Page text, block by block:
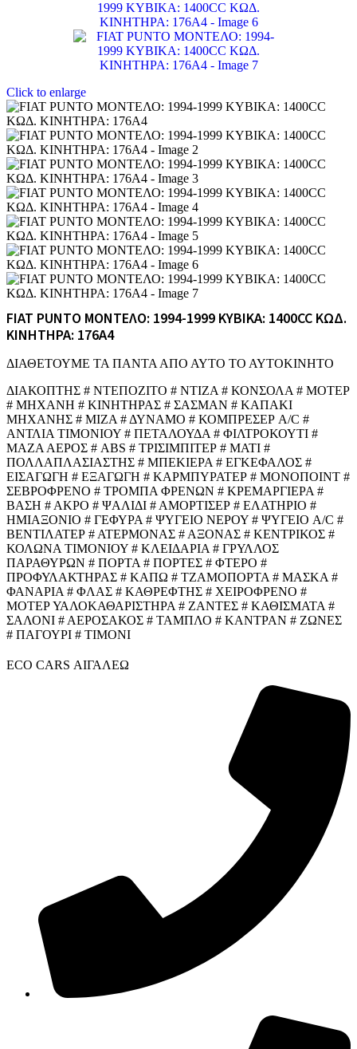
Click to enlarge
FIAT PUNTO ΜΟΝΤΕΛΟ: 1994-1999 ΚΥΒΙΚΑ: 1400CC ΚΩΔ.
ΚΙΝΗΤΗΡΑ: 176A4
ΔΙΑΘΕΤΟΥΜΕ ΤΑ ΠΑΝΤΑ ΑΠΟ ΑΥΤΟ ΤΟ ΑΥΤΟΚΙΝΗΤΟ
ΔΙΑΚΟΠΤΗΣ # ΝΤΕΠΟΖΙΤΟ # ΝΤΙΖΑ # ΚΟΝΣΟΛΑ # ΜΟΤΕΡ
# ΜΗΧΑΝΗ # ΚΙΝΗΤΗΡΑΣ # ΣΑΣΜΑΝ # ΚΑΠΑΚΙ
ΜΗΧΑΝΗΣ # ΜΙΖΑ # ΔΥΝΑΜΟ # ΚΟΜΠΡΕΣΕΡ A/C #
ΑΝΤΛΙΑ ΤΙΜΟΝΙΟΥ # ΠΕΤΑΛΟΥΔΑ # ΦΙΛΤΡΟΚΟΥΤΙ #
ΜΑΖΑ ΑΕΡΟΣ # ABS # ΤΡΙΣΙΜΠΙΤΕΡ # ΜΑΤΙ #
ΠΟΛΛΑΠΛΑΣΙΑΣΤΗΣ # ΜΠΕΚΙΕΡΑ # ΕΓΚΕΦΑΛΟΣ #
ΕΙΣΑΓΩΓΗ # ΕΞΑΓΩΓΗ # ΚΑΡΜΠΥΡΑΤΕΡ # ΜΟΝΟΠΟΙΝΤ #
ΣΕΒΡΟΦΡΕΝΟ # ΤΡΟΜΠΑ ΦΡΕΝΩΝ # ΚΡΕΜΑΡΓΙΕΡΑ #
ΒΑΣΗ # ΑΚΡΟ # ΨΑΛΙΔΙ # ΑΜΟΡΤΙΣΕΡ # ΕΛΑΤΗΡΙΟ #
ΗΜΙΑΞΟΝΙΟ # ΓΕΦΥΡΑ # ΨΥΓΕΙΟ ΝΕΡΟΥ # ΨΥΓΕΙΟ A/C #
ΒΕΝΤΙΛΑΤΕΡ # ΑΤΕΡΜΟΝΑΣ # ΑΞΟΝΑΣ # ΚΕΝΤΡΙΚΟΣ #
ΚΟΛΩΝΑ ΤΙΜΟΝΙΟΥ # ΚΛΕΙΔΑΡΙΑ # ΓΡΥΛΛΟΣ
ΠΑΡΑΘΥΡΩΝ # ΠΟΡΤΑ # ΠΟΡΤΕΣ # ΦΤΕΡΟ #
ΠΡΟΦΥΛΑΚΤΗΡΑΣ # ΚΑΠΩ # ΤΖΑΜΟΠΟΡΤΑ # ΜΑΣΚΑ #
ΦΑΝΑΡΙΑ # ΦΛΑΣ # ΚΑΘΡΕΦΤΗΣ # ΧΕΙΡΟΦΡΕΝΟ #
ΜΟΤΕΡ ΥΑΛΟΚΑΘΑΡΙΣΤΗΡΑ # ΖΑΝΤΕΣ # ΚΑΘΙΣΜΑΤΑ #
ΣΑΛΟΝΙ # ΑΕΡΟΣΑΚΟΣ # ΤΑΜΠΛΟ # ΚΑΝΤΡΑΝ # ΖΩΝΕΣ
# ΠΑΓΟΥΡΙ # ΤΙΜΟΝΙ
ECO CARS ΑΙΓΑΛΕΩ